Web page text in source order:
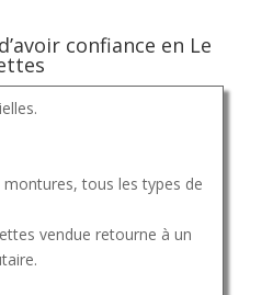
confiance en Le
montures, tous les types de
vendue retourne à un